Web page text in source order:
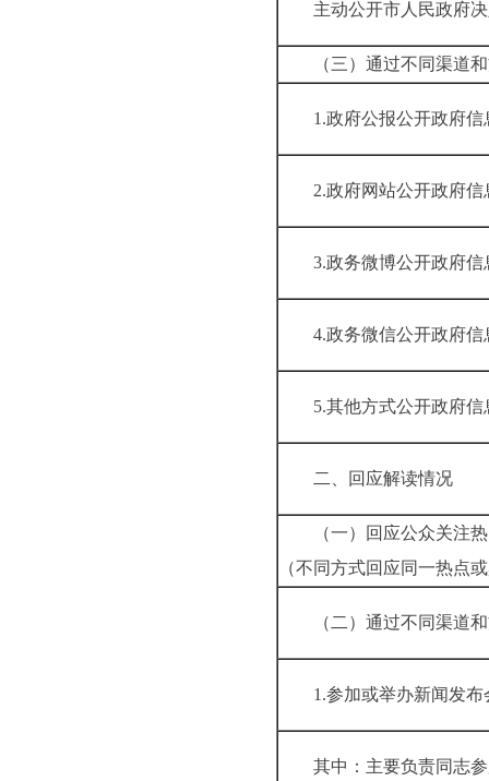
主动公开市人民政
（三）通过不同
1.政府公报公开
2.政府网站公开
3.政务微博公开
4.政务微信公开
5.其他方式公开
二、回应解读
（一）回应公众关注
（不同方式回应同一
（二）通过不同
1.参加或举办新
其中：主要负责